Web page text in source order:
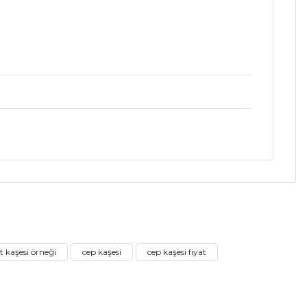
kaşesi örneği cep kaşesi
cep kaşesi fiyat